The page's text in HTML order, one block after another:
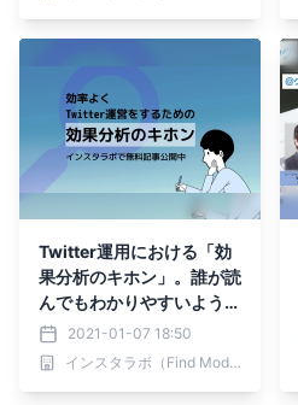
Twitter運用における「効
果分析のキホン」。誰が読
んでもわかりやすいようま
とめてみました。
2021-01-07 18:50
インスタラボ（Find Model）